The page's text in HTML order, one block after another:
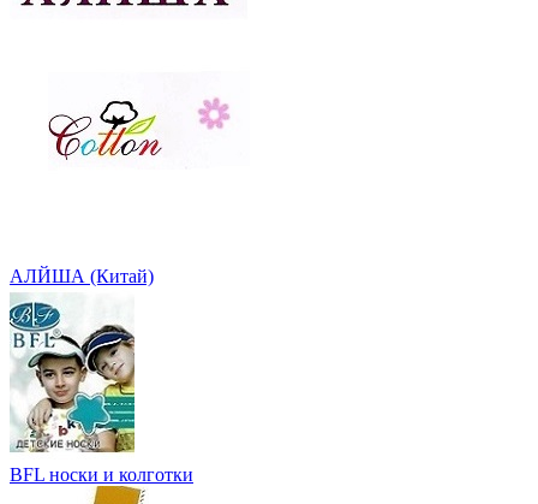
АЛЙША (Китай)
BFL носки и колготки